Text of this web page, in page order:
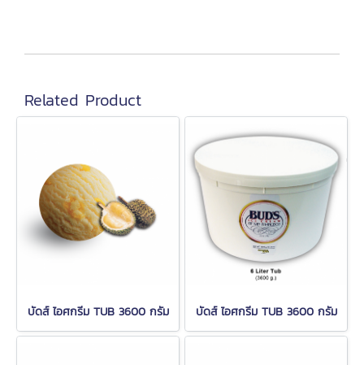
Related Product
บัดส์ ไอศกรีม TUB 3600 กรัม บัดส์ ไอศกรีม TUB 3600 กรัม